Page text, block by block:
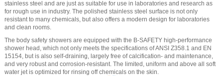
stainless steel and are just as suitable for use in laboratories and research as
for rough use in industry. The polished stainless steel surface is not only
resistant to many chemicals, but also offers a modern design for laboratories
and clean rooms.
The body safety showers are equipped with the B-SAFETY high-performance
shower head, which not only meets the specifications of ANSI Z358.1 and EN
15154, but is also self-draining, largely free of calcification- and maintenance,
and very robust and corrosion-resistant. The limited, uniform and above all soft
water jet is optimized for rinsing off chemicals on the skin.